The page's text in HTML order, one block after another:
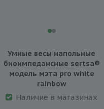
Умные весы напольные
биоимпедансные sertsa®
модель мэта pro white
rainbow
Наличие в магазинах